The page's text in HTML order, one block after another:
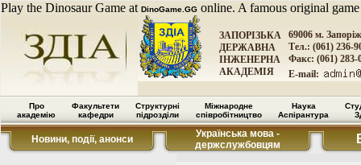
Play the Dinosaur Game at DinoGame.GG online. A famous original
ЗАПОРІЗЬКА
ДЕРЖАВНА
ІНЖЕНЕРНА
АКАДЕМІЯ
69006 м.
Тел.: (061) 236-
Факс: (061) 283-
E-mail:
Про
академію
Факультети
кафедри
Структурні
підрозділи
Міжнародне
співробітництво
Наука
Аспірантура
Новини, події, анонси
Українська мова -
держслужбовцям